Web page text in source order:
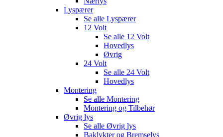
Lyspærer
Se alle Lyspærer
12 Volt
Se alle 12 Volt
Hovedlys
Øvrig
24 Volt
Se alle 24 Volt
Hovedlys
Montering
Se alle Montering
Montering og Tilbehør
Øvrig lys
Se alle Øvrig lys
Baklykter og Bremselys